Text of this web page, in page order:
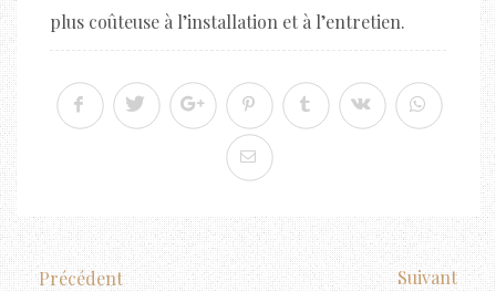
plus coûteuse à l’installation et à l’entretien.
Précédent Suivant